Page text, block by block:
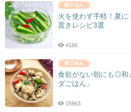
火を使わず手軽！夏に
置きレシピ3選
4186
食欲がない朝にも◎和
ダごはん」
15963